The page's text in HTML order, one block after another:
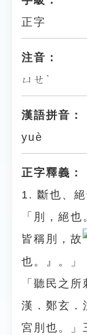
正字
注音：
ㄩㄝˋ
漢語拼音：
yuè
正字釋義：
1. 斷也、絕
「刖，絕
皆稱刖，故
也。』。」
「聽民之
漢．鄭玄．
宮刖也。」